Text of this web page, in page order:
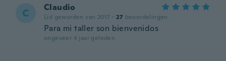
C Claudio
Lid geworden van 2017 · 27 beoordelingen
Para mi taller son bienvenidos
ongeveer 4 jaar geleden